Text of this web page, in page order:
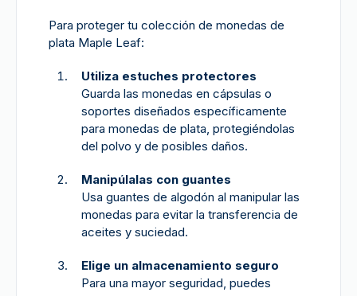
Para proteger tu colección de monedas de
plata Maple Leaf:
Utiliza estuches protectores
Guarda las monedas en cápsulas o
soportes diseñados específicamente
para monedas de plata, protegiéndolas
del polvo y de posibles daños.
Manipúlalas con guantes
Usa guantes de algodón al manipular las
monedas para evitar la transferencia de
aceites y suciedad.
Elige un almacenamiento seguro
Para una mayor seguridad, puedes